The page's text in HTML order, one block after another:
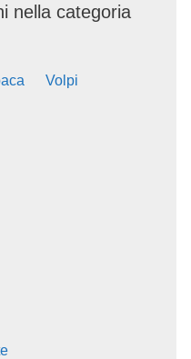
nella categoria
Volpi